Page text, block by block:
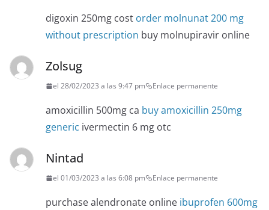
digoxin 250mg cost order molnunat 200 mg
without prescription buy molnupiravir online
Zolsug
el 28/02/2023 a las 9:47 pm Enlace permanente
amoxicillin 500mg ca buy amoxicillin 250mg
generic ivermectin 6 mg otc
Nintad
el 01/03/2023 a las 6:08 pm Enlace permanente
purchase alendronate online ibuprofen 600mg